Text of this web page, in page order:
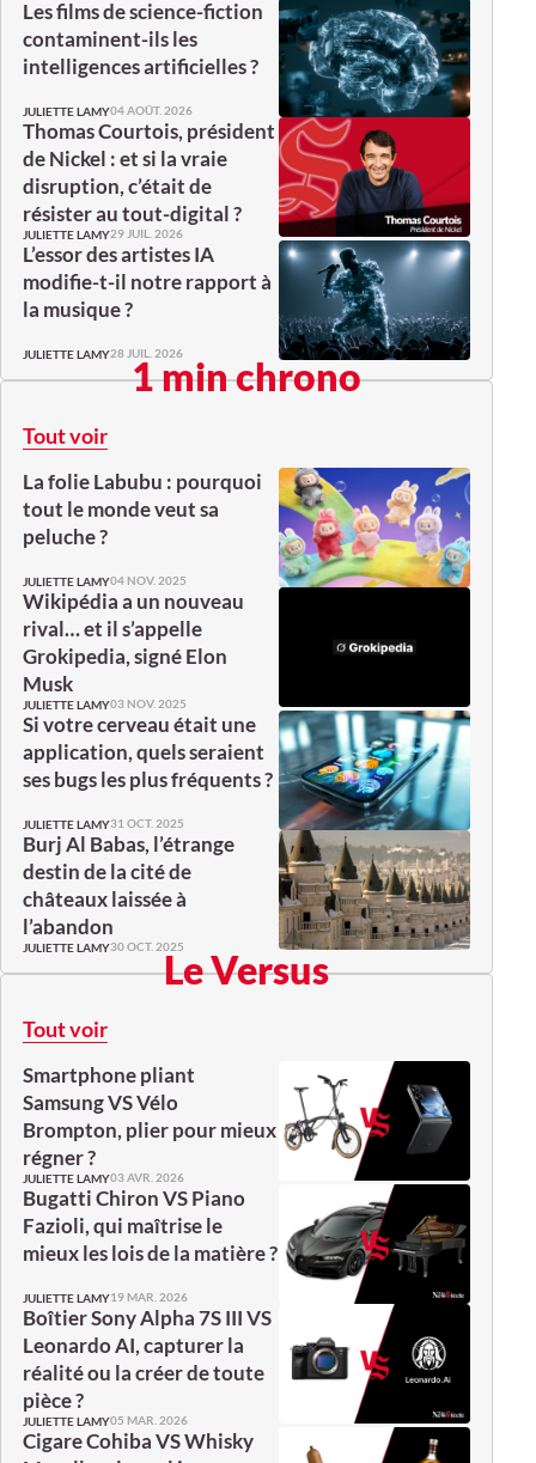
Les films de science-fiction
contaminent-ils les
intelligences artificielles ?
JULIETTE LAMY04 AOÛT. 2026
Thomas Courtois, président
de Nickel : et si la vraie
disruption, c’était de
résister au tout-digital ?
JULIETTE LAMY29 JUIL. 2026
L’essor des artistes IA
modifie-t-il notre rapport à
la musique ?
JULIETTE LAMY28 JUIL. 2026
1 min chrono
Tout voir
La folie Labubu : pourquoi
tout le monde veut sa
peluche ?
JULIETTE LAMY04 NOV. 2025
Wikipédia a un nouveau
rival… et il s’appelle
Grokipedia, signé Elon
Musk
JULIETTE LAMY03 NOV. 2025
Si votre cerveau était une
application, quels seraient
ses bugs les plus fréquents ?
JULIETTE LAMY31 OCT. 2025
Burj Al Babas, l’étrange
destin de la cité de
châteaux laissée à
l’abandon
JULIETTE LAMY30 OCT. 2025Le Versus
Tout voir
Smartphone pliant
Samsung VS Vélo
Brompton, plier pour mieux
régner ?
JULIETTE LAMY03 AVR. 2026
Bugatti Chiron VS Piano
Fazioli, qui maîtrise le
mieux les lois de la matière ?
JULIETTE LAMY19 MAR. 2026
Boîtier Sony Alpha 7S III VS
Leonardo AI, capturer la
réalité ou la créer de toute
pièce ?
JULIETTE LAMY05 MAR. 2026
Cigare Cohiba VS Whisky